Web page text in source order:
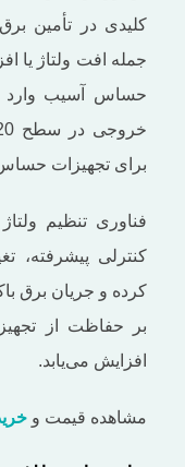
کلیدی در تأمین برق
جمله افت ولتاژ یا
برای تجهیزات
فناوری تنظیم
کنترلی پیشرفته،
کرده و جریان برق
بر حفاظت از
افزایش می‌یابد.
مشاهده قیمت و